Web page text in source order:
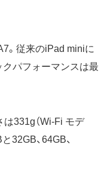
。従来のiPad miniに
クパフォーマンスは最
331g（Wi-Fi モデ
32GB、64GB、